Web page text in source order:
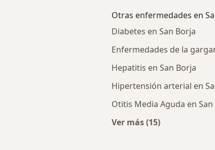
Otras enfermedades en
Diabetes en San Borja
Enfermedades de la
Hepatitis en San Borja
Hipertensión arterial en
Otitis Media Aguda en San
Ver más (15)